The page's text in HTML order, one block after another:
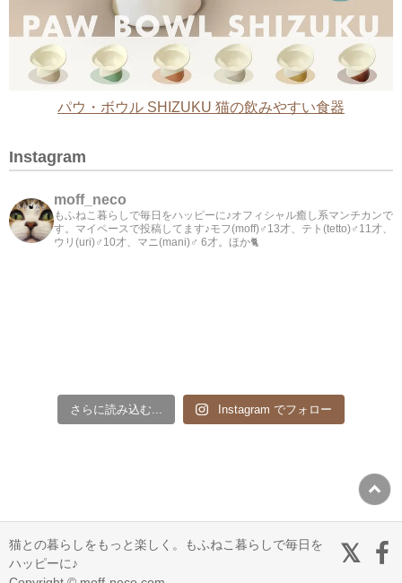
パウ・ボウル SHIZUKU 猫の飲みやすい食器
Instagram
moff_neco
もふねこ暮らしで毎日をハッピーに♪オフィシャル癒し系マンチカンで
す。マイペースで投稿してます♪モフ(moff)♂13才、テト(tetto)♂11才、
ウリ(uri)♂10才、マニ(mani)♂ 6才。ほか🐈
さらに読み込む... Instagram でフォロー
猫との暮らしをもっと楽しく。もふねこ暮らしで毎日を
ハッピーに♪